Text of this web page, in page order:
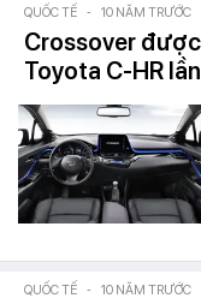
QUỐC TẾ - 10 NĂM TRƯỚC
Crossover
Toyota C-HR
QUỐC TẾ - 10 NĂM TRƯỚC